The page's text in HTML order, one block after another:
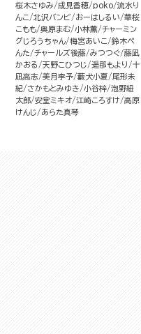
桜木さゆみ 成見香穂 poko 流水り
んこ
北沢バンビ おーはしるい
華桜
こもも 奥原まむ 小林薫 チャーミン
グじろうちゃん 梅宮あいこ
鈴木ぺ
んた
チャールズ後藤 みつつぐ 藤凪
かおる
天野こひつじ 遥那もより
十
凪高志 美月李予 藪犬小夏
尾形未
紀
さかもとみゆき 小谷梓 泡野紐
太郎 安堂ミキオ 江崎ころすけ
高原
けんじ
あらた真琴